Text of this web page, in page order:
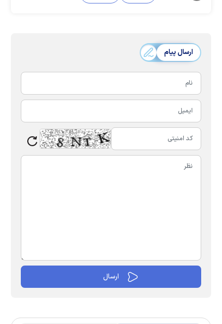
ارسال پیام